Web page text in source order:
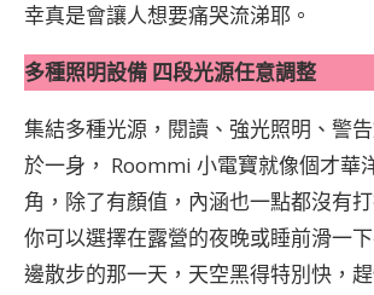
幸真是會讓人想要痛哭流涕耶。
多種照明設備 四段光源任意調整
集結多種光源，閱讀、強光照明、警
於一身， Roommi 小電寶就像個才華
角，除了有顏值，內涵也一點都沒有
你可以選擇在露營的夜晚或睡前滑一
邊散步的那一天，天空黑得特別快，